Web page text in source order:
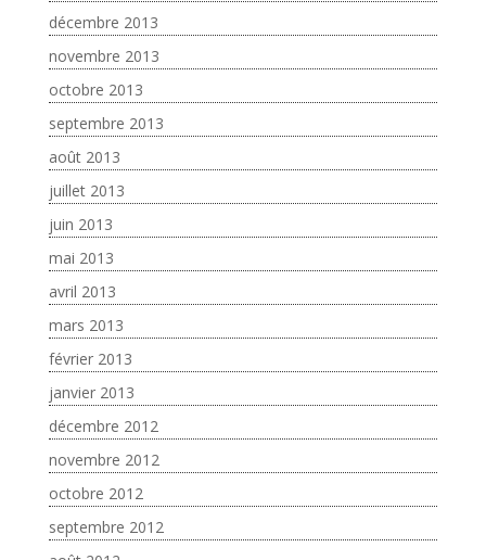
décembre 2013
novembre 2013
octobre 2013
septembre 2013
août 2013
juillet 2013
juin 2013
mai 2013
avril 2013
mars 2013
février 2013
janvier 2013
décembre 2012
novembre 2012
octobre 2012
septembre 2012